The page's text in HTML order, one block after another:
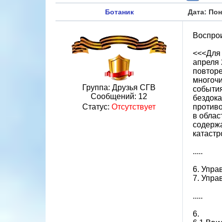
Ботаник Дата:
Группа: Друзья СГВ
Сообщений: 12
Статус: Отсутствует
<<<Для
апреля
в
.....
6.
7.
.....
6.